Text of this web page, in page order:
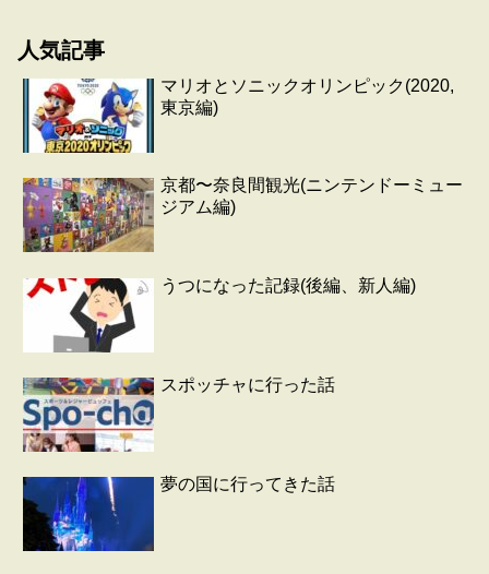
人気記事
マリオとソニックオリンピック(2020,
東京編)
京都〜奈良間観光(ニンテンドーミュー
ジアム編)
うつになった記録(後編、新人編)
スポッチャに行った話
夢の国に行ってきた話